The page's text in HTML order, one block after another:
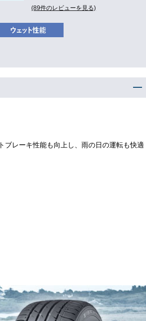
(89件のレビューを見る)
ブレーキ性能も向上し、雨の日の運転も快適